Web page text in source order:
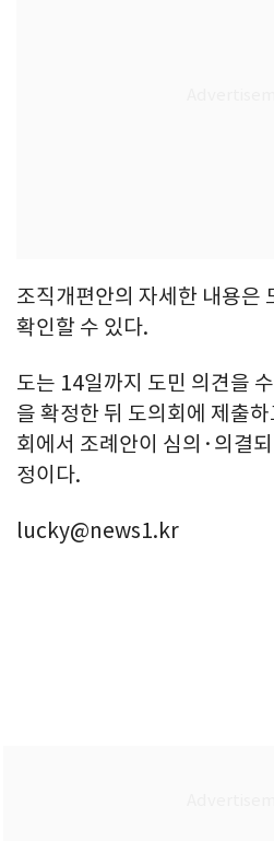
조직개편안의 자세한 내용은
확인할 수 있다.
도는 14일까지 도민 의견을
을 확정한 뒤 도의회에 제출
회에서 조례안이 심의·의결
정이다.
lucky@news1.kr